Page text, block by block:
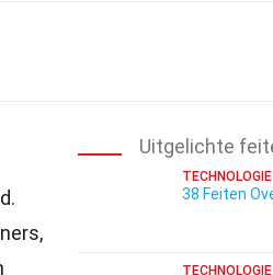
Uitgelichte
TECHNOLOGIE
38 Feiten
TECHNOLOGIE